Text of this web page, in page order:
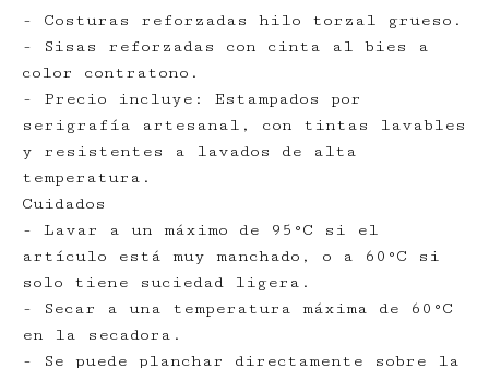
- Costuras reforzadas hilo torzal grueso.
- Sisas reforzadas con cinta al bies a
color contratono.
- Precio incluye: Estampados por
serigrafía artesanal, con tintas lavables
y resistentes a lavados de alta
temperatura.
Cuidados
- Lavar a un máximo de 95°C si el
artículo está muy manchado, o a 60°C si
solo tiene suciedad ligera.
- Secar a una temperatura máxima de 60°C
en la secadora.
- Se puede planchar directamente sobre la